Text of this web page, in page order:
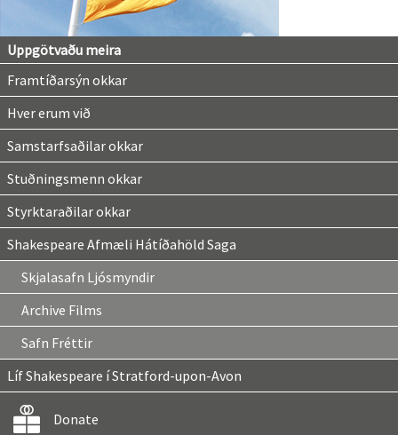
Uppgötvaðu meira
Framtíðarsýn okkar
Hver erum við
Samstarfsaðilar okkar
Stuðningsmenn okkar
Styrktaraðilar okkar
Shakespeare Afmæli Hátíðahöld Saga
Skjalasafn Ljósmyndir
Archive Films
Safn Fréttir
Líf Shakespeare í Stratford-upon-Avon
Donate